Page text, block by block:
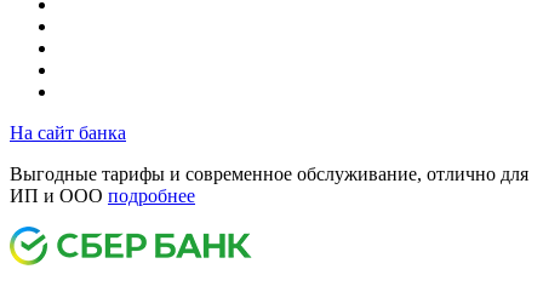
На сайт банка
Выгодные тарифы и современное обслуживание, отлично для
ИП и ООО подробнее